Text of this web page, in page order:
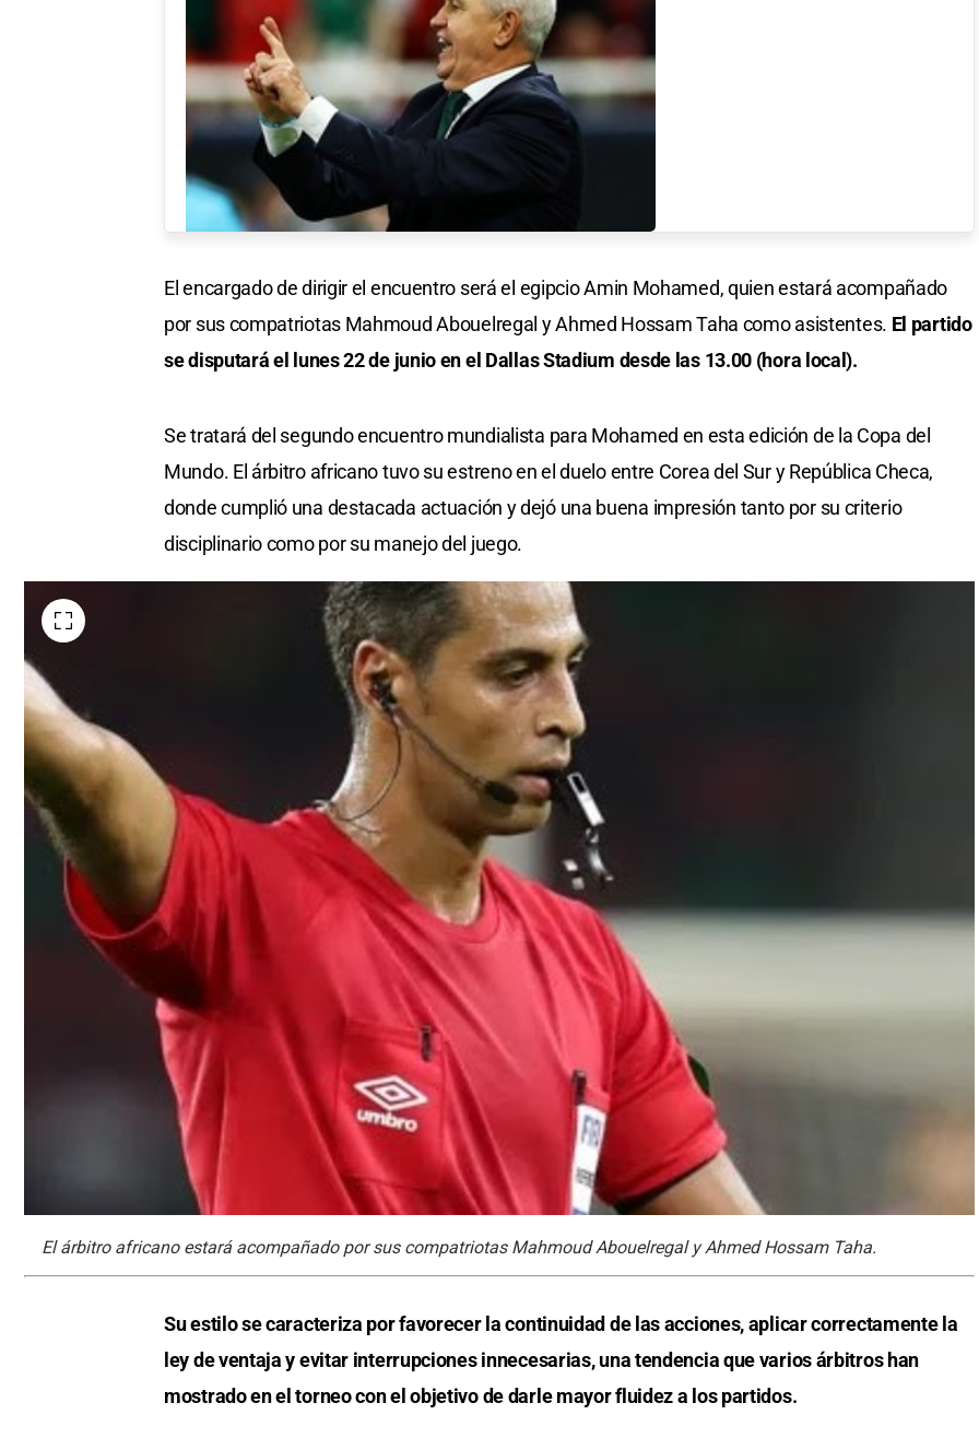
El encargado de dirigir el encuentro será el egipcio Amin Mohamed, quien estará acompañado
por sus compatriotas Mahmoud Abouelregal y Ahmed Hossam Taha como asistentes. El partido
se disputará el lunes 22 de junio en el Dallas Stadium desde las 13.00 (hora local).
Se tratará del segundo encuentro mundialista para Mohamed en esta edición de la Copa del
Mundo. El árbitro africano tuvo su estreno en el duelo entre Corea del Sur y República Checa,
donde cumplió una destacada actuación y dejó una buena impresión tanto por su criterio
disciplinario como por su manejo del juego.
El árbitro africano estará acompañado por sus compatriotas Mahmoud Abouelregal y Ahmed Hossam Taha.
Su estilo se caracteriza por favorecer la continuidad de las acciones, aplicar correctamente la
ley de ventaja y evitar interrupciones innecesarias, una tendencia que varios árbitros han
mostrado en el torneo con el objetivo de darle mayor fluidez a los partidos.